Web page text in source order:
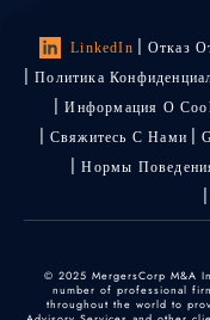
LinkedIn Отказ
Политика
Информация О
Свяжитесь С Нами
Нормы
© 2025 MergersCorp M&A
number of professional
throughout the world to